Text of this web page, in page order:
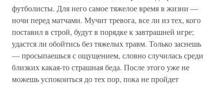
футболисты. Для него самое тяжелое время в жизни —
ночи перед матчами. Мучит тревога, все ли из тех, кого
поставил в строй, будут в порядке к завтрашней игре;
удастся ли обойтись без тяжелых травм. Только заснешь
— просыпаешься с ощущением, словно случилась среди
близких какая-то страшная беда. После этого уже не
можешь успокоиться до тех пор, пока не пройдет